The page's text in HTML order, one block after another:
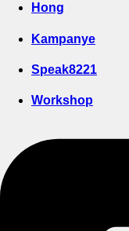
Hong
Kampanye
Speak8221
Workshop